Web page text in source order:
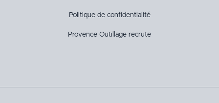
Politique de confidentialité
Provence Outillage recrute